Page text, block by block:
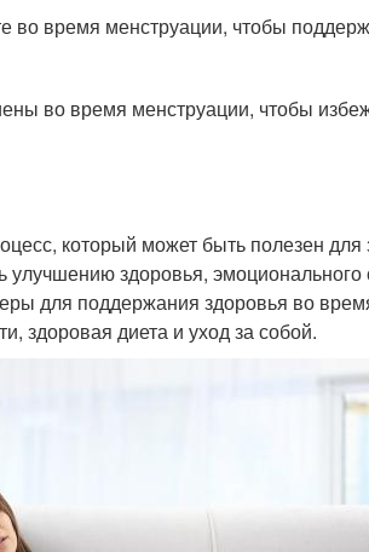
время менструации, чтобы
во время менструации, чтобы
который может быть полезен
улучшению здоровья, эмоционального
для поддержания здоровья во
здоровая диета и уход за собой.